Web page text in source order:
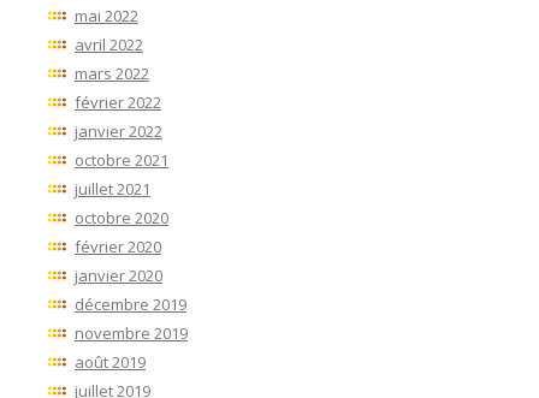
mai 2022
avril 2022
mars 2022
février 2022
janvier 2022
octobre 2021
juillet 2021
octobre 2020
février 2020
janvier 2020
décembre 2019
novembre 2019
août 2019
juillet 2019